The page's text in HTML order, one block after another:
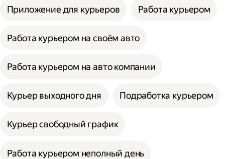
Приложение для курьеров Работа курьером
Работа курьером на своём авто
Работа курьером на авто компании
Курьер выходного дня Подработка курьером
Курьер свободный график
Работа курьером неполный день